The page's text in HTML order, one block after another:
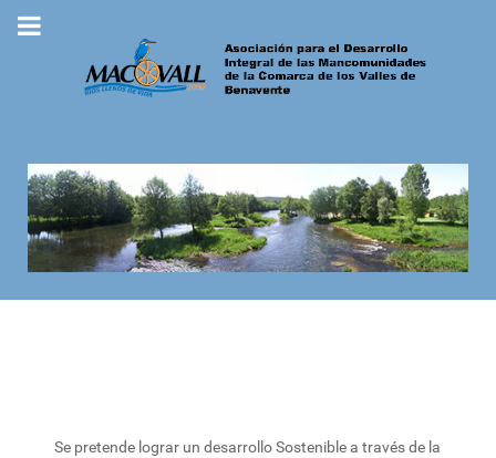
Se pretende lograr un desarrollo Sostenible a través de la